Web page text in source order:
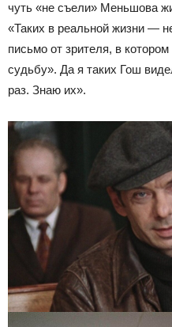
чуть «не съели» Меньшова
«Таких в реальной жизни —
письмо от зрителя, в
судьбу». Да я таких Гош
раз. Знаю их».